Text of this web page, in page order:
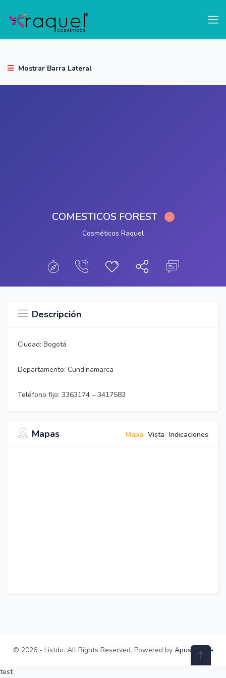
Mostrar Barra Lateral
COMESTICOS FOREST
Cosméticos Raquel
Descripción
Ciudad: Bogotá
Departamento: Cundinamarca
Teléfono fijo: 3363174 – 3417583
Mapas Mapa Vista Indicaciones
© 2026 - Listdo. All Rights Reserved. Powered by ApusTheme
test